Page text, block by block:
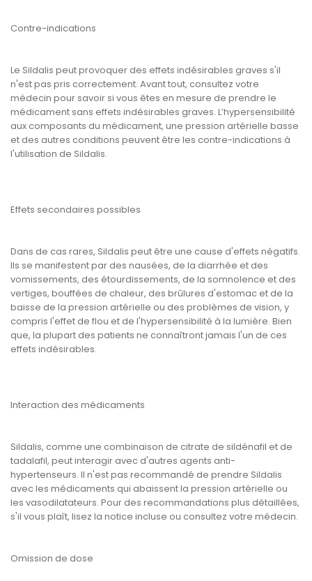
Contre-indications
Le Sildalis peut provoquer des effets indésirables graves s'il
n'est pas pris correctement. Avant tout, consultez votre
médecin pour savoir si vous êtes en mesure de prendre le
médicament sans effets indésirables graves. L’hypersensibilité
aux composants du médicament, une pression artérielle basse
et des autres conditions peuvent être les contre-indications à
l'utilisation de Sildalis.
Effets secondaires possibles
Dans de cas rares, Sildalis peut être une cause d'effets négatifs.
Ils se manifestent par des nausées, de la diarrhée et des
vomissements, des étourdissements, de la somnolence et des
vertiges, bouffées de chaleur, des brûlures d'estomac et de la
baisse de la pression artérielle ou des problèmes de vision, y
compris l'effet de flou et de l'hypersensibilité à la lumière. Bien
que, la plupart des patients ne connaîtront jamais l'un de ces
effets indésirables.
Interaction des médicaments
Sildalis, comme une combinaison de citrate de sildénafil et de
tadalafil, peut interagir avec d'autres agents anti-
hypertenseurs. Il n'est pas recommandé de prendre Sildalis
avec les médicaments qui abaissent la pression artérielle ou
les vasodilatateurs. Pour des recommandations plus détaillées,
s'il vous plaît, lisez la notice incluse ou consultez votre médecin.
Omission de dose